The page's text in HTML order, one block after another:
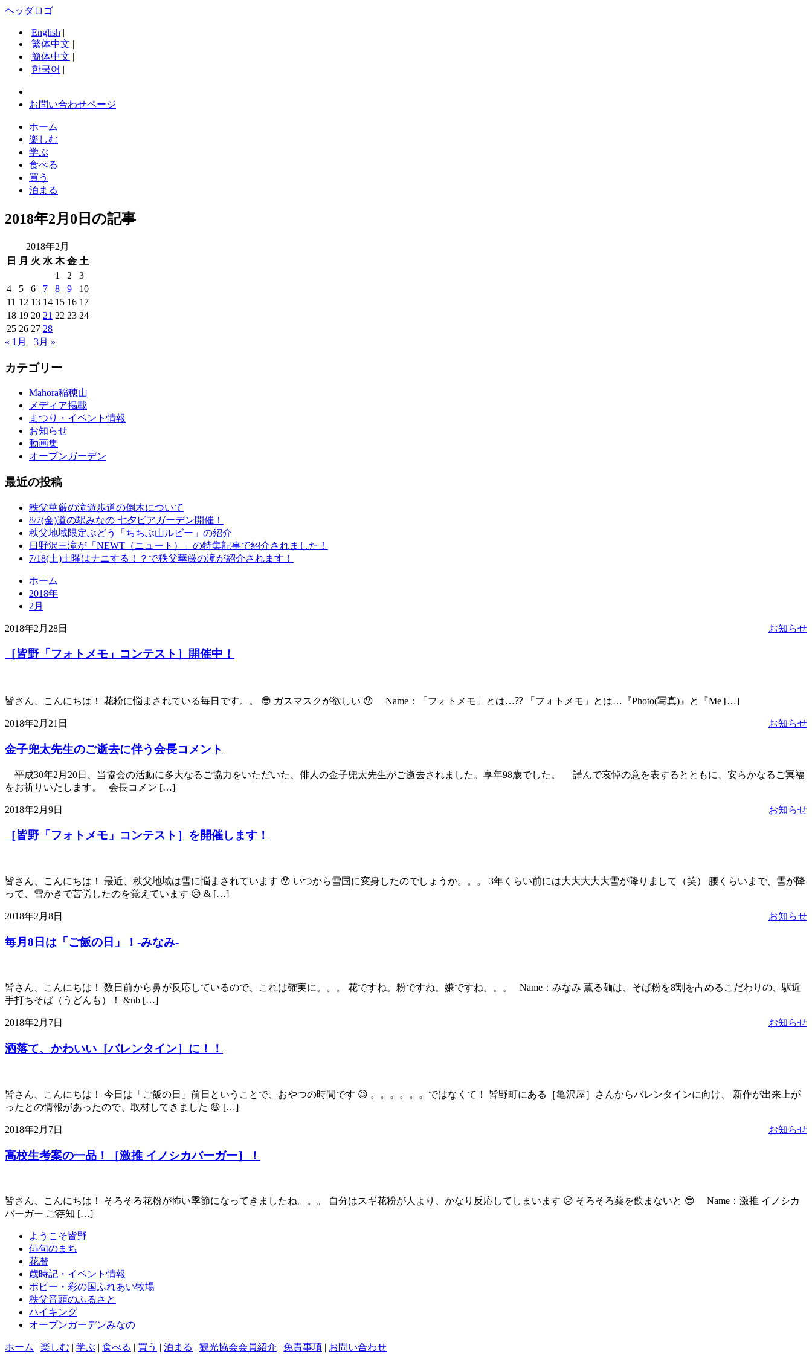
ヘッダロゴ
English |
繁体中文 |
簡体中文 |
한국어 |
お問い合わせページ
ホーム
楽しむ
学ぶ
食べる
買う
泊まる
2018年2月0日の記事
2018年2月
日
月 火 水 木 金 土
1
2
3
4
5 6 7 8 9
10
11 12 13 14 15 16 17
18 19 20 21 22 23 24
25 26 27 28
« 1月
3月 »
カテゴリー
Mahora稲穂山
メディア掲載
まつり・イベント情報
お知らせ
動画集
オープンガーデン
最近の投稿
秩父華厳の滝遊歩道の倒木について
8/7(金)道の駅みなの 七夕ビアガーデン開催！
秩父地域限定ぶどう「ちちぶ山ルビー」の紹介
日野沢三滝が「NEWT（ニュート）」の特集記事で紹介されました！
7/18(土)土曜はナニする！？で秩父華厳の滝が紹介されます！
ホーム
2018年
2月
お知らせ
2018年2月28日
［皆野「フォトメモ」コンテスト］開催中！
皆さん、こんにちは！ 花粉に悩まされている毎日です。。 😎 ガスマスクが欲しい 😯 Name：「フォトメモ」とは…⁇ 「フォトメモ」とは…『Photo(写真)』と『Me […]
お知らせ
2018年2月21日
金子兜太先生のご逝去に伴う会長コメント
平成30年2月20日、当協会の活動に多大なるご協力をいただいた、俳人の金子兜太先生がご逝去されました。享年98歳でした。 謹んで哀悼の意を表するとともに、安らかなるご冥福
をお祈りいたします。 会長コメン […]
お知らせ
2018年2月9日
［皆野「フォトメモ」コンテスト］を開催します！
皆さん、こんにちは！ 最近、秩父地域は雪に悩まされています 😯 いつから雪国に変身したのでしょうか。。。 3年くらい前には大大大大大雪が降りまして（笑） 腰くらいまで、雪が降
って、雪かきで苦労したのを覚えています 😥 & […]
お知らせ
2018年2月8日
毎月8日は「ご飯の日」！-みなみ-
皆さん、こんにちは！ 数日前から鼻が反応しているので、これは確実に。。。 花ですね。粉ですね。嫌ですね。。。 Name：みなみ 薫る麺は、そば粉を8割を占めるこだわりの、駅近
手打ちそば（うどんも）！ &nb […]
お知らせ
2018年2月7日
洒落て、かわいい［バレンタイン］に！！
皆さん、こんにちは！ 今日は「ご飯の日」前日ということで、おやつの時間です 😉 。。。。。。ではなくて！ 皆野町にある［亀沢屋］さんからバレンタインに向け、 新作が出来上が
ったとの情報があったので、取材してきました 😆 […]
お知らせ
2018年2月7日
高校生考案の一品！［激推 イノシカバーガー］！
皆さん、こんにちは！ そろそろ花粉が怖い季節になってきましたね。。。 自分はスギ花粉が人より、かなり反応してしまいます 😥 そろそろ薬を飲まないと 😎 Name：激推 イノシカ
バーガー ご存知 […]
ようこそ皆野
俳句のまち
花暦
歳時記・イベント情報
ポピー・彩の国ふれあい牧場
秩父音頭のふるさと
ハイキング
オープンガーデンみなの
ホーム | 楽しむ | 学ぶ | 食べる | 買う | 泊まる | 観光協会会員紹介 | 免責事項 | お問い合わせ